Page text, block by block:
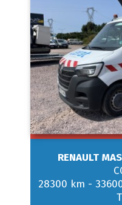
RENAULT
28300 km -